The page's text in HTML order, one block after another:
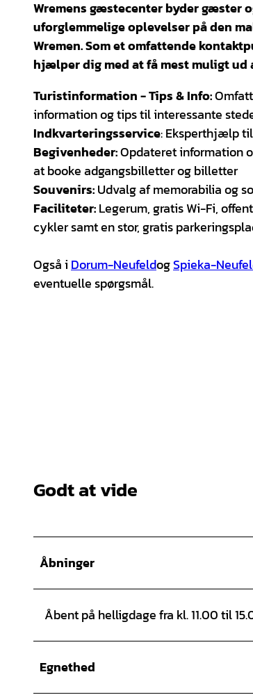
Wremens gæstecenter byder gæster
uforglemmelige oplevelser på den
Wremen. Som et omfattende
hjælper dig med at få mest muligt
Turistinformation - Tips & Info:
information og tips til interessante
Indkvarteringsservice: Eksperthjælp
Begivenheder:Opdateret information
at booke adgangsbilletter og billetter
Souvenirs:Udvalg af memorabilia og
Faciliteter:Legerum, gratis Wi-Fi,
cykler samt en stor, gratis
Også i Dorum-NeufeldogSpieka-
eventuelle spørgsmål.
Godt at vide
Åbninger
Åbent på helligdage fra kl. 11.00 til
Egnethed